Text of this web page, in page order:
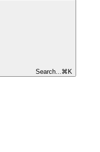
Search...⌘ K